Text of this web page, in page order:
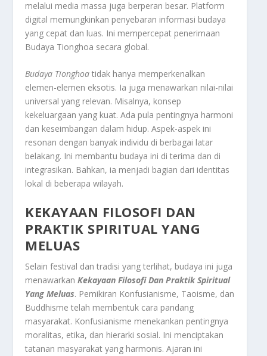
melalui media massa juga berperan besar. Platform
digital memungkinkan penyebaran informasi budaya
yang cepat dan luas. Ini mempercepat penerimaan
Budaya Tionghoa secara global.
Budaya Tionghoa tidak hanya memperkenalkan
elemen-elemen eksotis. Ia juga menawarkan nilai-nilai
universal yang relevan. Misalnya, konsep
kekeluargaan yang kuat. Ada pula pentingnya harmoni
dan keseimbangan dalam hidup. Aspek-aspek ini
resonan dengan banyak individu di berbagai latar
belakang. Ini membantu budaya ini di terima dan di
integrasikan. Bahkan, ia menjadi bagian dari identitas
lokal di beberapa wilayah.
KEKAYAAN FILOSOFI DAN
PRAKTIK SPIRITUAL YANG
MELUAS
Selain festival dan tradisi yang terlihat, budaya ini juga
menawarkanKekayaan Filosofi Dan Praktik Spiritual
Yang Meluas. Pemikiran Konfusianisme, Taoisme, dan
Buddhisme telah membentuk cara pandang
masyarakat. Konfusianisme menekankan pentingnya
moralitas, etika, dan hierarki sosial. Ini menciptakan
tatanan masyarakat yang harmonis. Ajaran ini